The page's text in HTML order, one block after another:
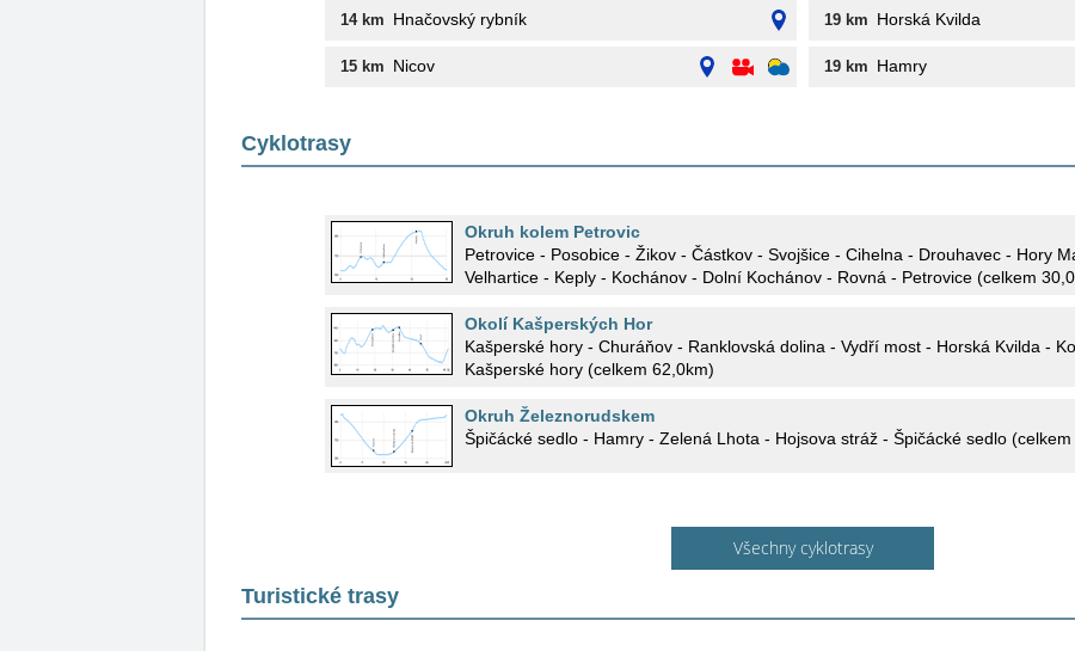
14 km Hnačovský rybník
15 km Nicov
19 km Horská Kvilda
19 km Hamry
Cyklotrasy
Okruh kolem Petrovic
Petrovice - Posobice - Žikov - Částkov - Svojšice - Cihelna - Drouhavec - Hory
Velhartice - Keply - Kochánov - Dolní Kochánov - Rovná - Petrovice (celkem
Okolí Kašperských Hor
Kašperské hory - Churáňov - Ranklovská dolina - Vydří most - Horská Kvilda -
Kašperské hory (celkem 62,0km)
Okruh Železnorudskem
Špičácké sedlo - Hamry - Zelená Lhota - Hojsova stráž - Špičácké sedlo
Všechny cyklotrasy
Turistické trasy